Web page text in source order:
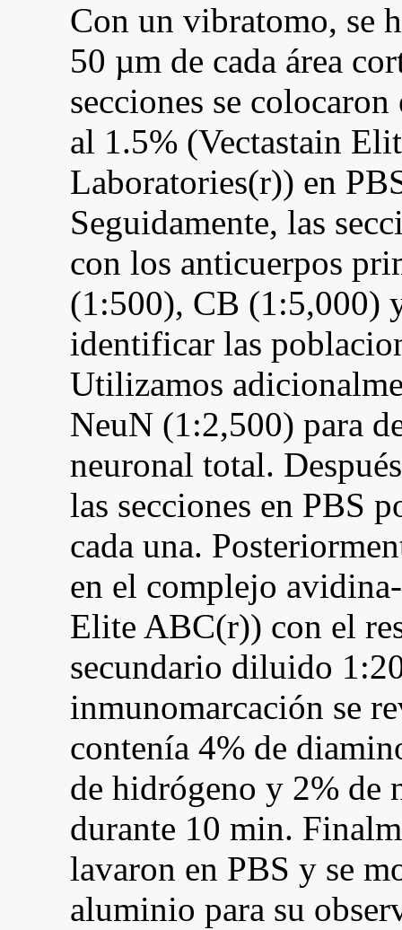
Con un vibratomo, se
50 µm de cada área
secciones se
al 1.5% (Vectastain
Laboratories(r)) en
Seguidamente, las
con los anticuerpos
(1:500), CB (1:5,000)
identificar las
Utilizamos
NeuN (1:2,500) para
neuronal total.
las secciones en PBS
cada una.
en el complejo
Elite ABC(r)) con el
secundario diluido
inmunomarcación se
contenía 4% de
de hidrógeno y 2% de
durante 10 min.
lavaron en PBS y se
aluminio para su